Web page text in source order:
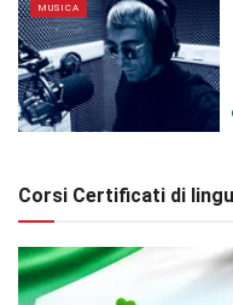
MUSICA
Corsi Certificati di